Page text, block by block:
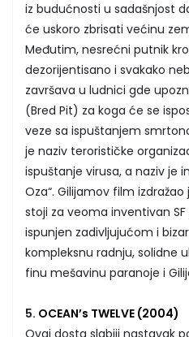
iz budućnosti u sadašnjost
će uskoro zbrisati većinu
Međutim, nesrećni putnik
dezorijentisano i svakako
završava u ludnici gde
(Bred Pit) za koga će se
veze sa ispuštanjem
je naziv terorističke
ispuštanje virusa, a naziv je
Oza“. Gilijamov film
stoji za veoma inventivan
ispunjen zadivljujućom i
kompleksnu radnju, solidne
finu mešavinu paranoje i
5. OCEAN’s TWELVE (2004)